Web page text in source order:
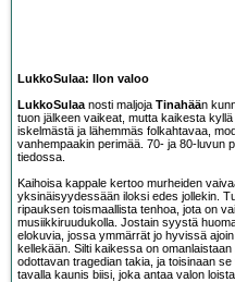
LukkoSulaa: Ilon valoo
LukkoSulaa nosti maljoja Tinahään
tuon jälkeen vaikeat, mutta kaikesta
iskelmästä ja lähemmäs folkahtavaa,
vanhempaakin perimää. 70- ja 80-luvun
tiedossa.
Kaihoisa kappale kertoo murheiden
yksinäisyydessään iloksi edes jollekin.
ripauksen toismaallista tenhoa, jota on
musiikkiruudukolla. Jostain syystä
elokuvia, jossa ymmärrät jo hyvissä
kellekään. Silti kaikessa on
odottavan tragedian takia, ja toisinaan
tavalla kaunis biisi, joka antaa valon